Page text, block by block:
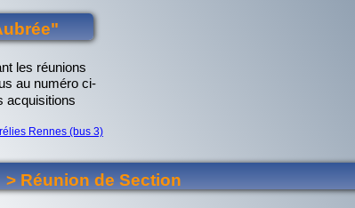
les réunions
au numéro ci-
acquisitions
Rennes (bus 3)
> Réunion de Section